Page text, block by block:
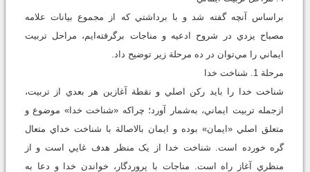
براساس آنچه گفته شد و با برداشتي که از مجموع بيانات علامه
مصباح يزدي در شروح ادعيه و مناجات برگرفته‌ايم، مراحل تربيت
ايماني را مي‌توان در ده مرحلة زير توضيح داد.
مرحلة 1. شناخت خدا
شناخت خدا را بايد رکن اصلي و نقطة آغازين هر بعدي از تربيت،
ازجمله تربيت ايماني، به‌شمار آورد؛ چراکه «شناخت خدا» موضوع و
متعلق اصلي «ايمان» بوده و ايمان بالاصالة با شناخت خداي متعال
گره خورده است. شناخت خدا از يک منظر هدف غایي است و از
منظري آغاز راه است. مناجات با پروردگار، خواندن خدا و دعا به